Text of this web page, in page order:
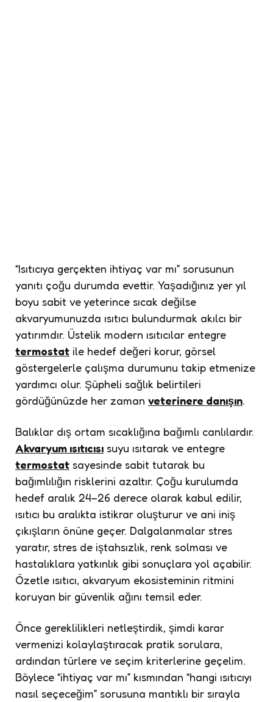
“Isıtıcıya gerçekten ihtiyaç var mı” sorusunun
yanıtı çoğu durumda evettir. Yaşadığınız yer yıl
boyu sabit ve yeterince sıcak değilse
akvaryumunuzda ısıtıcı bulundurmak akılcı bir
yatırımdır. Üstelik modern ısıtıcılar entegre
termostat ile hedef değeri korur, görsel
göstergelerle çalışma durumunu takip etmenize
yardımcı olur. Şüpheli sağlık belirtileri
gördüğünüzde her zaman veterinere danışın.
Balıklar dış ortam sıcaklığına bağımlı canlılardır.
Akvaryum ısıtıcısı suyu ısıtarak ve entegre
termostat sayesinde sabit tutarak bu
bağımlılığın risklerini azaltır. Çoğu kurulumda
hedef aralık 24–26 derece olarak kabul edilir,
ısıtıcı bu aralıkta istikrar oluşturur ve ani iniş
çıkışların önüne geçer. Dalgalanmalar stres
yaratır, stres de iştahsızlık, renk solması ve
hastalıklara yatkınlık gibi sonuçlara yol açabilir.
Özetle ısıtıcı, akvaryum ekosisteminin ritmini
koruyan bir güvenlik ağını temsil eder.
Önce gereklilikleri netleştirdik, şimdi karar
vermenizi kolaylaştıracak pratik sorulara,
ardından türlere ve seçim kriterlerine geçelim.
Böylece “ihtiyaç var mı” kısmından “hangi ısıtıcıyı
nasıl seçeceğim” sorusuna mantıklı bir sırayla